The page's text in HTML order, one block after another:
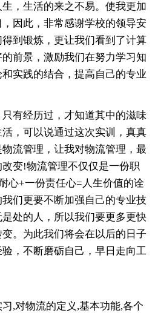
，生活的来之不易。使我更加
因此，非常感谢学校的领导安
到锻炼，更让我们看到了计算
前景，激励我们在努力学习知
实践的结合，提高自己的专业
有经历过，才知道其中的滋味
，可以说通过这次实训，真真
流管理，让我对物流管理，最
变!物流管理不仅仅是一份职
心+一份责任心=人生价值的诠
们更要不断加强自己的专业技
处的人，所以我们要更多更快
。为此我们将会在以后的日子
，不断磨砺自己，早日走向工
,对物流的定义,基本功能,各个